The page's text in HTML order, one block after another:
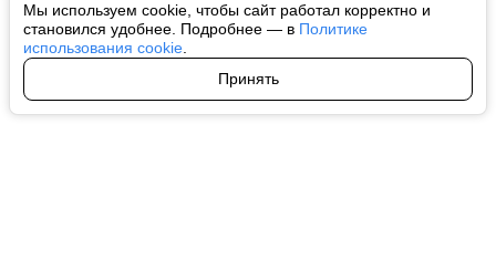
Мы используем cookie, чтобы сайт работал корректно и
становился удобнее. Подробнее — в Политике
использования cookie
Принять